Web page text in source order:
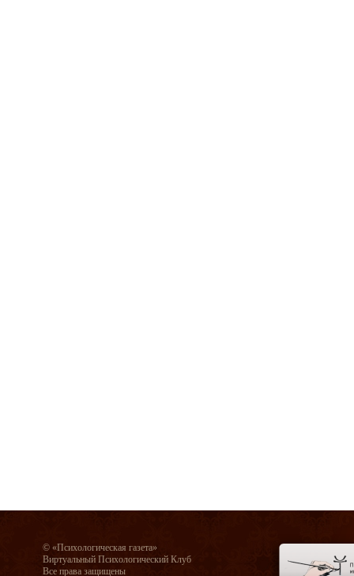
© «Психологическая газета»
Виртуальный Психологический Клуб
Все права защищены